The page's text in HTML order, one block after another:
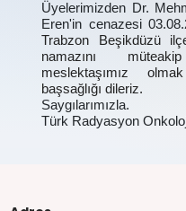
Üyelerimizden Dr.
Eren'in cenazesi
Trabzon Beşikdüzü
namazını
meslektaşımız
başsağlığı dileriz.
Saygılarımızla.
Türk Radyasyon